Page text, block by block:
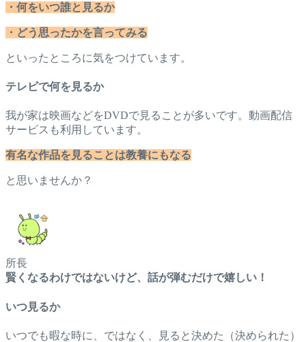
・何をいつ誰と見るか
・どう思ったかを言ってみる
といったところに気をつけています。
テレビで何を見るか
我が家は映画などをDVDで見ることが多いです。動画配信
サービスも利用しています。
有名な作品を見ることは教養にもなる
と思いませんか？
所長
賢くなるわけではないけど、話が弾むだけで嬉しい！
いつ見るか
いつでも暇な時に、ではなく、見ると決めた（決められた）